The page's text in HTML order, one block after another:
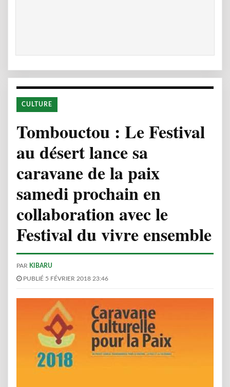
CULTURE
Tombouctou : Le Festival
au désert lance sa
caravane de la paix
samedi prochain en
collaboration avec le
Festival du vivre ensemble
PAR KIBARU
PUBLIÉ 5 FÉVRIER 2018 23:46